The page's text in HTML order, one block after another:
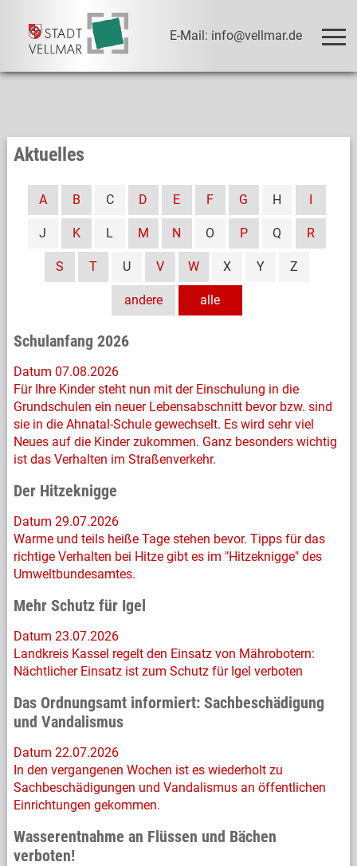
E-Mail: info@vellmar.de
Aktuelles
alle
A B C D E F G H I
J K L M N O P Q R
S T U V W X Y Z
andere
Schulanfang 2026
Datum 07.08.2026
Für Ihre Kinder steht nun mit der Einschulung in die
Grundschulen ein neuer Lebensabschnitt bevor bzw. sind
sie in die Ahnatal-Schule gewechselt. Es wird sehr viel
Neues auf die Kinder zukommen. Ganz besonders wichtig
ist das Verhalten im Straßenverkehr.
Der Hitzeknigge
Datum 29.07.2026
Warme und teils heiße Tage stehen bevor. Tipps für das
richtige Verhalten bei Hitze gibt es im "Hitzeknigge" des
Umweltbundesamtes.
Mehr Schutz für Igel
Datum 23.07.2026
Landkreis Kassel regelt den Einsatz von Mährobotern:
Nächtlicher Einsatz ist zum Schutz für Igel verboten
Das Ordnungsamt informiert: Sachbeschädigung
und Vandalismus
Datum 22.07.2026
In den vergangenen Wochen ist es wiederholt zu
Sachbeschädigungen und Vandalismus an öffentlichen
Einrichtungen gekommen.
Wasserentnahme an Flüssen und Bächen
verboten!